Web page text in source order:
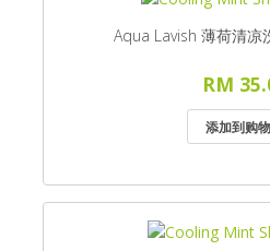
Aqua Lavish 薄荷清凉
RM